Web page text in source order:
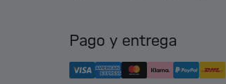
Pago y entrega